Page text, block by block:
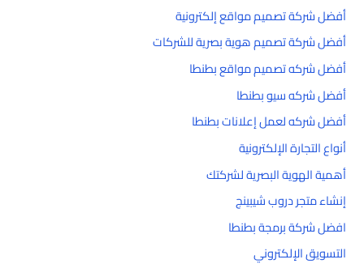
أفضل شركة تصميم مواقع إلكترونية
أفضل شركة تصميم هوية بصرية للشركات
أفضل شركه تصميم مواقع بطنطا
أفضل شركه سيو بطنطا
أفضل شركه لعمل إعلانات بطنطا
أنواع التجارة الإلكترونية
أهمية الهوية البصرية لشركتك
إنشاء متجر دروب شيبينج
افضل شركة برمجة بطنطا
التسويق الإلكتروني